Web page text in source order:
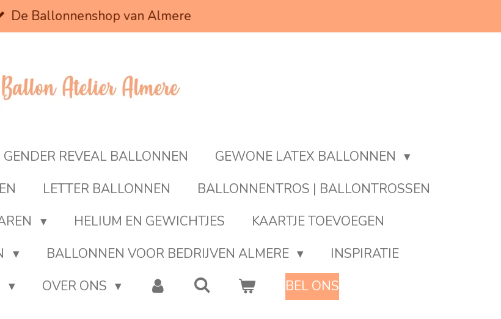
De Ballonnenshop van Almere
GENDER REVEAL BALLONNEN
GEWONE LATEX BALLONNEN
LETTER BALLONNEN
BALLONNENTROS | BALLONTROSSEN
HELIUM EN GEWICHTJES
KAARTJE TOEVOEGEN
BALLONNEN VOOR BEDRIJVEN ALMERE
INSPIRATIE
OVER ONS BEL ONS